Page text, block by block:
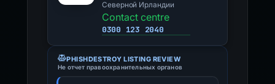
Северной Ирландии
Contact centre
0300 123 2040
PHISHDESTROY LISTING REVIEW
Не отчет правоохранительных органов